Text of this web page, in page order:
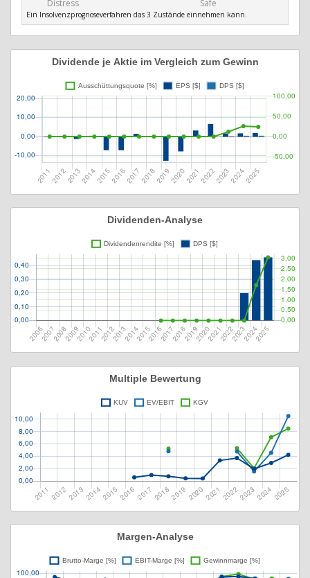
Distress Safe
Ein Insolvenzprognoseverfahren das 3 Zustände einnehmen kann.